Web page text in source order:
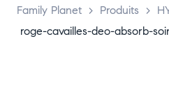
Family Planet > Produits >
roge-cavailles-deo-absorb-